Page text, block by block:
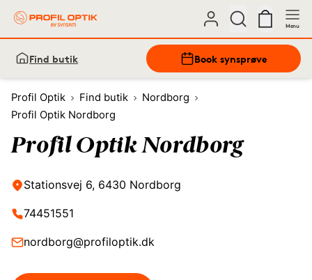
Menu
Find butik Book synsprøve
Profil Optik Find butik
Nordborg
Profil Optik Nordborg
Profil Optik Nordborg
Stationsvej 6, 6430 Nordborg
74451551
nordborg@profiloptik.dk